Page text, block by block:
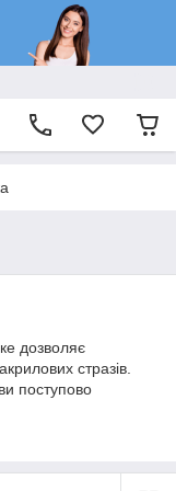
дозволяє
стразів.
поступово